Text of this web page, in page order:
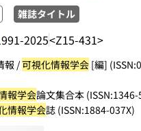
雑誌タイトル
2025<Z15-431>
報 /可視化情報学会 [編]
報学会論文集合本
情報学会誌 (ISSN:1884-037X)